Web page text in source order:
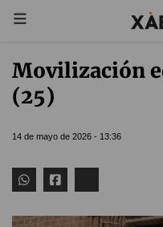
Movilización
(25)
14 de mayo de 2026 - 13:36